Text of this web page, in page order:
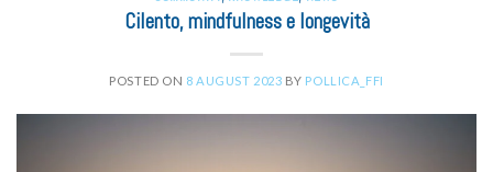
Cilento, mindfulness e longevità
POSTED ON 8 AUGUST 2023 BY POLLICA_FFI